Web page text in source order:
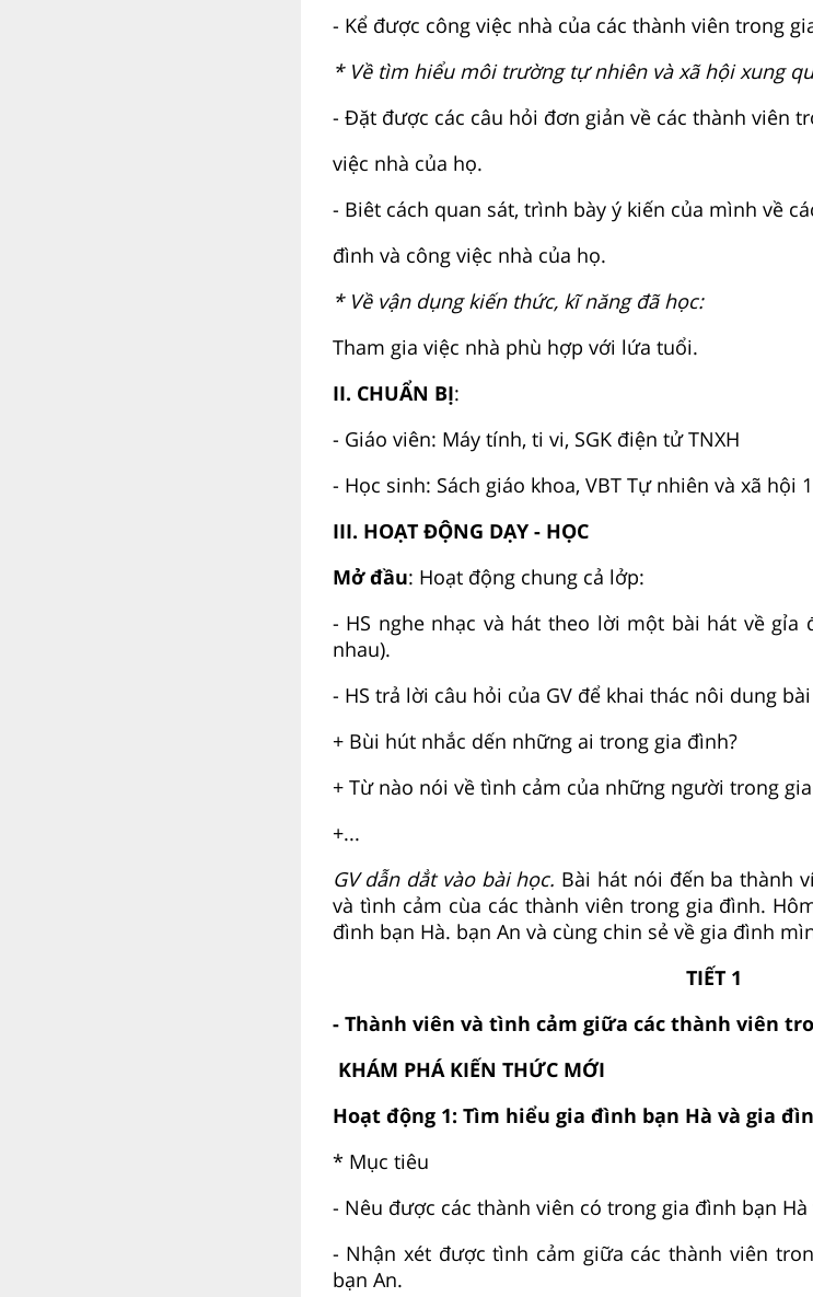
- Kể được công việc nhà của các thành viên trong
* Về tìm hiểu môi trường tự nhiên và xã hội xung
- Đặt được các câu hỏi đơn giản về các thành viên
việc nhà của họ.
- Biêt cách quan sát, trình bày ý kiến của mình về
đình và công việc nhà của họ.
* Về vận dụng kiến thức, kĩ năng đã học:
Tham gia việc nhà phù hợp với lứa tuổi.
II. CHUẨN BỊ:
- Giáo viên: Máy tính, ti vi, SGK điện tử TNXH
- Học sinh: Sách giáo khoa, VBT Tự nhiên và xã hội 1
III. HOẠT ĐỘNG DẠY - HỌC
Mở đầu: Hoạt động chung cả lởp:
- HS nghe nhạc và hát theo lời một bài hát về gỉa
nhau).
- HS trả lời câu hỏi của GV để khai thác nôi dung
+ Bùi hút nhắc dến những ai trong gia đình?
+ Từ nào nói về tình cảm của những người trong
+...
GV dẫn dẳt vào bài học. Bài hát nói đến ba thành
và tình cảm cùa các thành viên trong gia đình.
đình bạn Hà. bạn An và cùng chin sẻ về gia đình
TIẾT 1
- Thành viên và tình cảm giữa các thành viên
KHÁM PHÁ KIẾN THỨC MỚI
Hoạt động 1: Tìm hiểu gia đình bạn Hà và gia
* Mục tiêu
- Nêu được các thành viên có trong gia đình bạn
- Nhận xét được tình cảm giữa các thành viên
bạn An.